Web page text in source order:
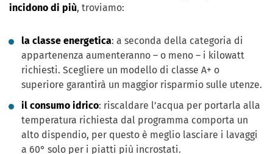
incidono di più, troviamo:
la classe energetica: a seconda della categoria di
appartenenza aumenteranno – o meno – i kilowatt
richiesti. Scegliere un modello di classe A+ o
superiore garantirà un maggior risparmio sulle utenze.
il consumo idrico: riscaldare l’acqua per portarla alla
temperatura richiesta dal programma comporta un
alto dispendio, per questo è meglio lasciare i lavaggi
a 60° solo per i piatti più incrostati.